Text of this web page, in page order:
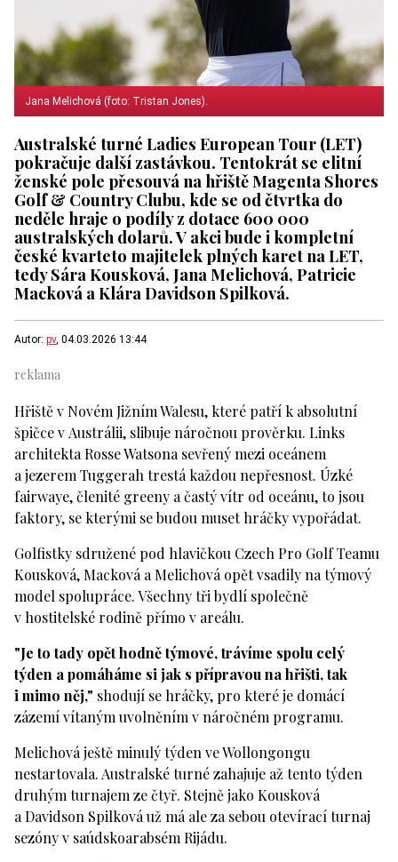
Jana Melichová (foto: Tristan Jones).
Australské turné Ladies European Tour (LET)
pokračuje další zastávkou. Tentokrát se elitní
ženské pole přesouvá na hřiště Magenta Shores
Golf & Country Clubu, kde se od čtvrtka do
neděle hraje o podíly z dotace 600 000
australských dolarů. V akci bude i kompletní
české kvarteto majitelek plných karet na LET,
tedy Sára Kousková, Jana Melichová, Patricie
Macková a Klára Davidson Spilková.
Autor: pv, 04.03.2026 13:44
Hřiště v Novém Jižním Walesu, které patří k absolutní
špičce v Austrálii, slibuje náročnou prověrku. Links
architekta Rosse Watsona sevřený mezi oceánem
a jezerem Tuggerah trestá každou nepřesnost. Úzké
fairwaye, členité greeny a častý vítr od oceánu, to jsou
faktory, se kterými se budou muset hráčky vypořádat.
Golfistky sdružené pod hlavičkou Czech Pro Golf Teamu
Kousková, Macková a Melichová opět vsadily na týmový
model spolupráce. Všechny tři bydlí společně
v hostitelské rodině přímo v areálu.
"Je to tady opět hodně týmové, trávíme spolu celý
týden a pomáháme si jak s přípravou na hřišti, tak
i mimo něj," shodují se hráčky, pro které je domácí
zázemí vítaným uvolněním v náročném programu.
Melichová ještě minulý týden ve Wollongongu
nestartovala. Australské turné zahajuje až tento týden
druhým turnajem ze čtyř. Stejně jako Kousková
a Davidson Spilková už má ale za sebou otevírací turnaj
sezóny v saúdskoarabsém Rijádu.